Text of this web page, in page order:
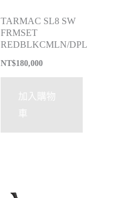
TARMAC SL8 SW
FRMSET
REDBLKCMLN/DPL
NT$180,000
加入購物
車